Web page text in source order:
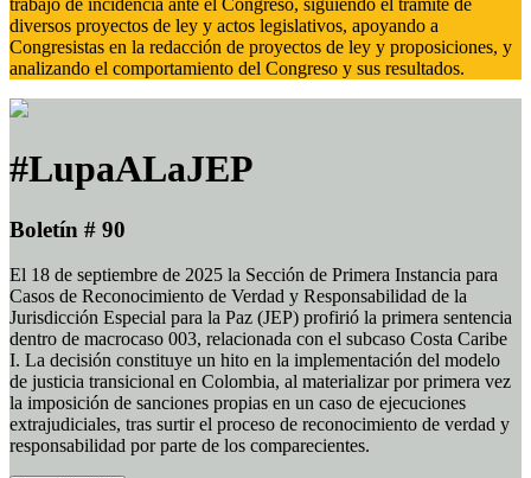
diversos proyectos de ley y actos legislativos, apoyando a
Congresistas en la redacción de proyectos de ley y proposiciones, y
analizando el comportamiento del Congreso y sus resultados.
#LupaALaJEP
Boletín # 90
El 18 de septiembre de 2025 la Sección de Primera Instancia para
Casos de Reconocimiento de Verdad y Responsabilidad de la
Jurisdicción Especial para la Paz (JEP) profirió la primera sentencia
dentro de macrocaso 003, relacionada con el subcaso Costa Caribe
I. La decisión constituye un hito en la implementación del modelo
de justicia transicional en Colombia, al materializar por primera vez
la imposición de sanciones propias en un caso de ejecuciones
extrajudiciales, tras surtir el proceso de reconocimiento de verdad y
responsabilidad por parte de los comparecientes.